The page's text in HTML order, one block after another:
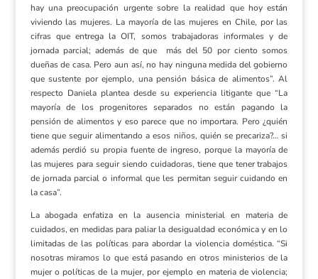
hay una preocupación urgente sobre la realidad que hoy están
viviendo las mujeres. La mayoría de las mujeres en Chile, por las
cifras que entrega la OIT, somos trabajadoras informales y de
jornada parcial; además de que más del 50 por ciento somos
dueñas de casa. Pero aun así, no hay ninguna medida del gobierno
que sustente por ejemplo, una pensión básica de alimentos”. Al
respecto Daniela plantea desde su experiencia litigante que “La
mayoría de los progenitores separados no están pagando la
pensión de alimentos y eso parece que no importara. Pero ¿quién
tiene que seguir alimentando a esos niños, quién se precariza?… si
además perdió su propia fuente de ingreso, porque la mayoría de
las mujeres para seguir siendo cuidadoras, tiene que tener trabajos
de jornada parcial o informal que les permitan seguir cuidando en
la casa”.
La abogada enfatiza en la ausencia ministerial en materia de
cuidados, en medidas para paliar la desigualdad económica y en lo
limitadas de las políticas para abordar la violencia doméstica. “Si
nosotras miramos lo que está pasando en otros ministerios de la
mujer o políticas de la mujer, por ejemplo en materia de violencia;